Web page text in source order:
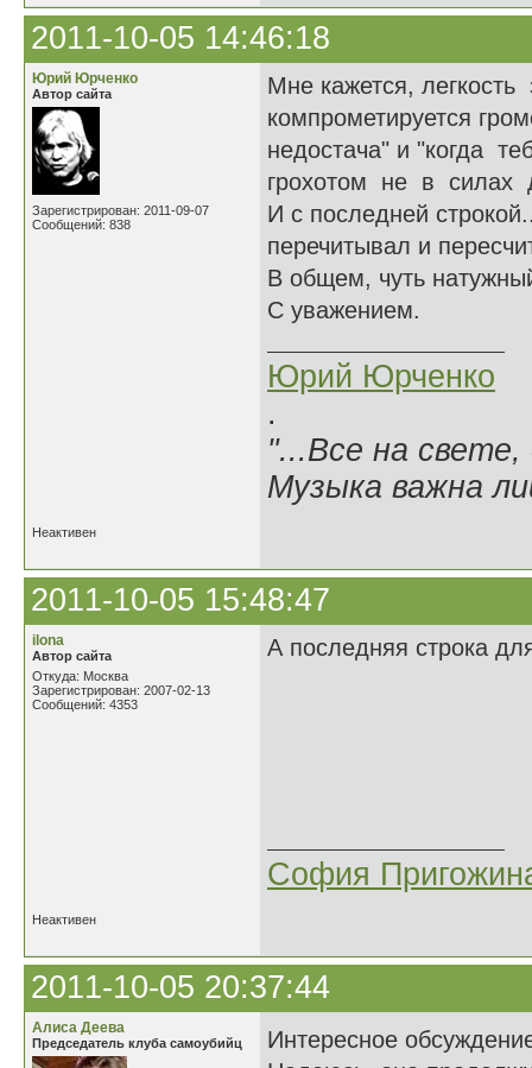
2011-10-05 14:46:18
Юрий Юрченко
Автор сайта
Зарегистрирован: 2011-09-07
Сообщений: 838
Мне кажется,
компрометируется
недостача" и "когда
грохотом не в силах
И с последней
перечитывал и
В общем, чуть
С уважением.
Юрий Юрченко
.
"...Все на свете,
Музыка важна
Неактивен
2011-10-05 15:48:47
ilona
Автор сайта
Откуда: Москва
Зарегистрирован: 2007-02-13
Сообщений: 4353
А последняя строка
София
Неактивен
2011-10-05 20:37:44
Алиса Деева
Председатель клуба самоубийц
Интересное